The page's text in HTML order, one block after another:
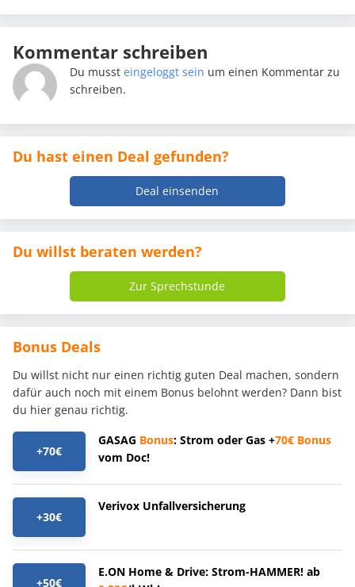
Kommentar schreiben
Du musst eingeloggt sein um einen Kommentar zu
schreiben.
Du hast einen Deal gefunden?
Deal einsenden
Du willst beraten werden?
Zur Sprechstunde
Bonus Deals
Du willst nicht nur einen richtig guten Deal machen, sondern
dafür auch noch mit einem Bonus belohnt werden? Dann bist
du hier genau richtig.
+70€
GASAG Bonus: Strom oder Gas +70€ Bonus
vom Doc!
+30€
Verivox Unfallversicherung
+50€
E.ON Home & Drive: Strom-HAMMER! ab